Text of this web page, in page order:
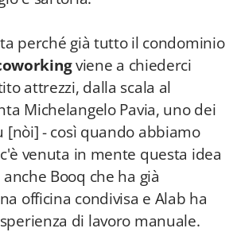
perché già tutto il condominio
viene a chiederci
attrezzi, dalla scala al
Michelangelo Pavia, uno dei
- così quando abbiamo
venuta in mente questa idea
Booq che ha già
officina condivisa e Alab ha
di lavoro manuale.